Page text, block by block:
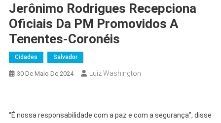
Jerônimo Rodrigues Recepciona
Oficiais Da PM Promovidos A
Tenentes-Coronéis
Cidades Salvador
30 De Maio De 2024 Luiz Washington
“É nossa responsabilidade com a paz e com a segurança”, disse